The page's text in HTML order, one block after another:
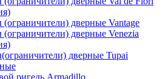
дверные Vantage
дверные Venezia
дверные Tupai
ригель Armadillo